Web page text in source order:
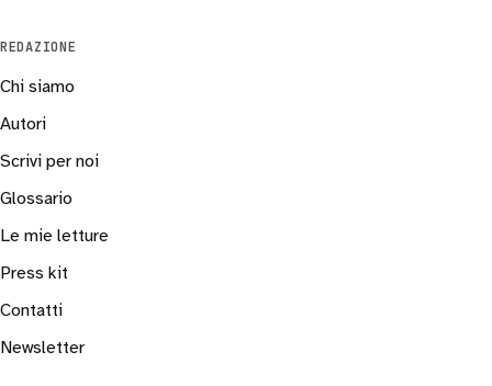
REDAZIONE
Chi siamo
Autori
Scrivi per noi
Glossario
Le mie letture
Press kit
Contatti
Newsletter